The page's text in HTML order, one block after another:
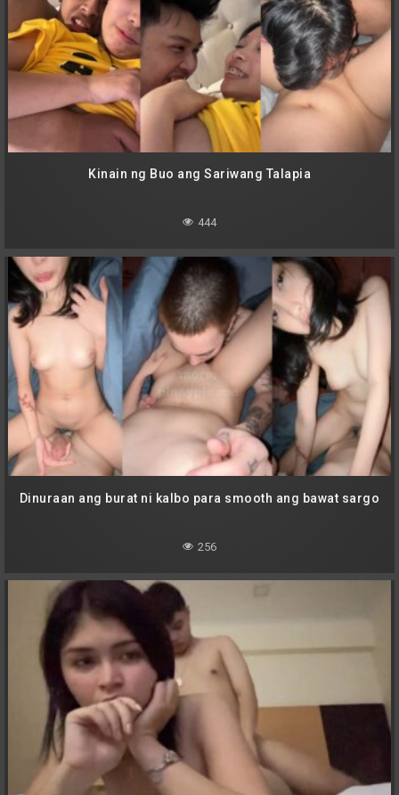
Kinain ng Buo ang Sariwang Talapia
444
Dinuraan ang burat ni kalbo para smooth ang bawat sargo
256